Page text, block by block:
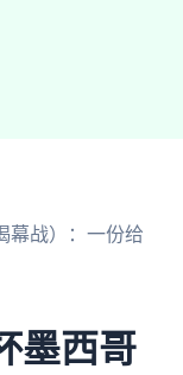
幕战）：一份给
墨西哥